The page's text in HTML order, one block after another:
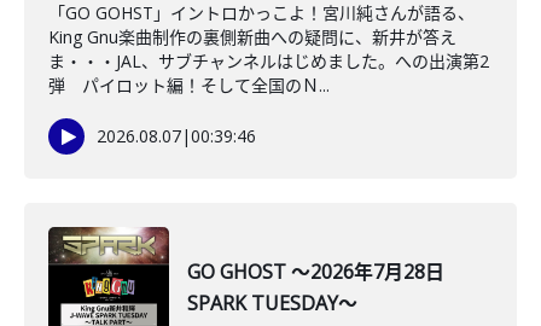
「GO GOHST」イントロかっこよ！宮川純さんが語る、
King Gnu楽曲制作の裏側新曲への疑問に、新井が答え
ま・・・JAL、サブチャンネルはじめました。への出演第2
弾 パイロット編！そして全国のＮ...
2026.08.07|00:39:46
GO GHOST ～2026年7月28日
SPARK TUESDAY～